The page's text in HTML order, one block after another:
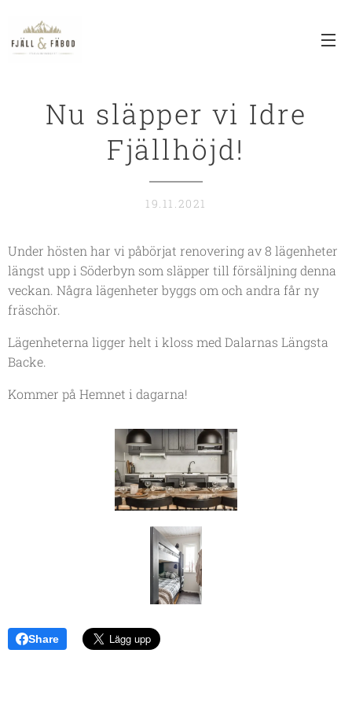
Nu släpper vi Idre
Fjällhöjd!
19.11.2021
Under hösten har vi påbörjat renovering av 8 lägenheter
längst upp i Söderbyn som släpper till försäljning denna
veckan. Några lägenheter byggs om och andra får ny
fräschör.
Lägenheterna ligger helt i kloss med Dalarnas Längsta
Backe.
Kommer på Hemnet i dagarna!
Share